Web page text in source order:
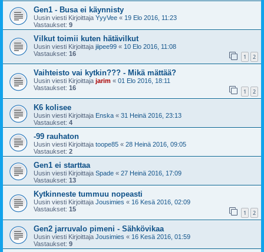
Gen1 - Busa ei käynnisty
Uusin viesti Kirjoittaja YyyVee « 19 Elo 2016, 11:23
Vastaukset: 9
Vilkut toimii kuten hätävilkut
Uusin viesti Kirjoittaja jiipee99 « 10 Elo 2016, 11:08
Vastaukset: 16 1 2
Vaihteisto vai kytkin??? - Mikä mättää?
Uusin viesti Kirjoittaja jarim « 01 Elo 2016, 18:11
Vastaukset: 16 1 2
K6 kolisee
Uusin viesti Kirjoittaja Enska « 31 Heinä 2016, 23:13
Vastaukset: 4
-99 rauhaton
Uusin viesti Kirjoittaja toope85 « 28 Heinä 2016, 09:05
Vastaukset: 2
Gen1 ei starttaa
Uusin viesti Kirjoittaja Spade « 27 Heinä 2016, 17:09
Vastaukset: 13
Kytkinneste tummuu nopeasti
Uusin viesti Kirjoittaja Jousimies « 16 Kesä 2016, 02:09
Vastaukset: 15 1 2
Gen2 jarruvalo pimeni - Sähkövikaa
Uusin viesti Kirjoittaja Jousimies « 16 Kesä 2016, 01:59
Vastaukset: 9